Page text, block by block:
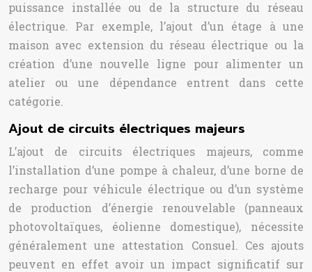
puissance installée ou de la structure du réseau
électrique. Par exemple, l’ajout d’un étage à une
maison avec extension du réseau électrique ou la
création d’une nouvelle ligne pour alimenter un
atelier ou une dépendance entrent dans cette
catégorie.
Ajout de circuits électriques majeurs
L’ajout de circuits électriques majeurs, comme
l’installation d’une pompe à chaleur, d’une borne de
recharge pour véhicule électrique ou d’un système
de production d’énergie renouvelable (panneaux
photovoltaïques, éolienne domestique), nécessite
généralement une attestation Consuel. Ces ajouts
peuvent en effet avoir un impact significatif sur